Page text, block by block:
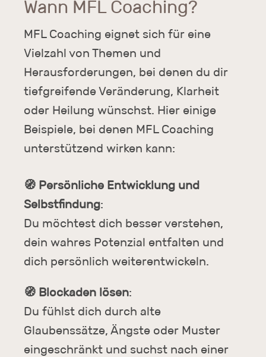
Wann MFL Coaching?
MFL Coaching eignet sich für eine
Vielzahl von Themen und
Herausforderungen, bei denen du dir
tiefgreifende Veränderung, Klarheit
oder Heilung wünschst. Hier einige
Beispiele, bei denen MFL Coaching
unterstützend wirken kann:
🧭 Persönliche Entwicklung und
Selbstfindung:
Du möchtest dich besser verstehen,
dein wahres Potenzial entfalten und
dich persönlich weiterentwickeln.
🧭 Blockaden lösen:
Du fühlst dich durch alte
Glaubenssätze, Ängste oder Muster
eingeschränkt und suchst nach einer